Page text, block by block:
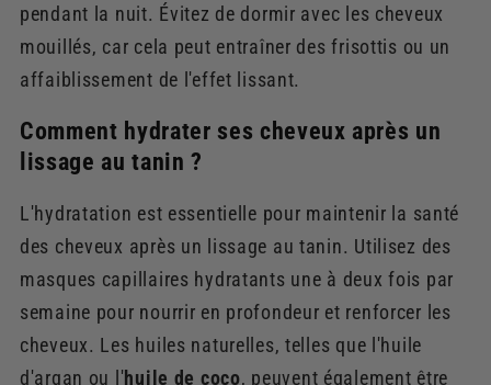
pendant la nuit. Évitez de dormir avec les cheveux
mouillés, car cela peut entraîner des frisottis ou un
affaiblissement de l'effet lissant.
Comment hydrater ses cheveux après un
lissage au tanin ?
L'hydratation est essentielle pour maintenir la santé
des cheveux après un lissage au tanin. Utilisez des
masques capillaires hydratants une à deux fois par
semaine pour nourrir en profondeur et renforcer les
cheveux. Les huiles naturelles, telles que l'huile
d'argan ou l'huile de coco, peuvent également être